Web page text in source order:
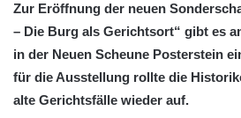
Zur Eröffnung der neuen
– Die Burg als Gerichtsort“ gibt es
in der Neuen Scheune Posterstein
für die Ausstellung rollte die
alte Gerichtsfälle wieder auf.